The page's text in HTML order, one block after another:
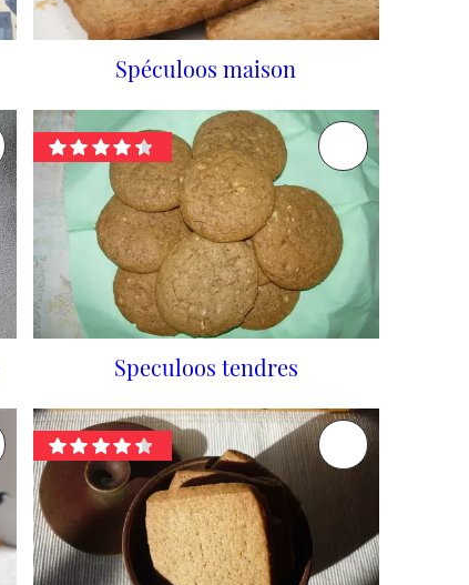
Spéculoos maison
Speculoos tendres